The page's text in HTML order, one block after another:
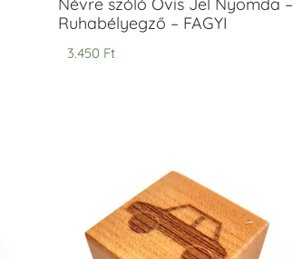
Ruhabélyegző – FAGYI
3.450 Ft